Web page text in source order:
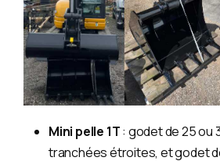
Mini pelle 1T: godet de 25 ou
tranchées étroites, et godet